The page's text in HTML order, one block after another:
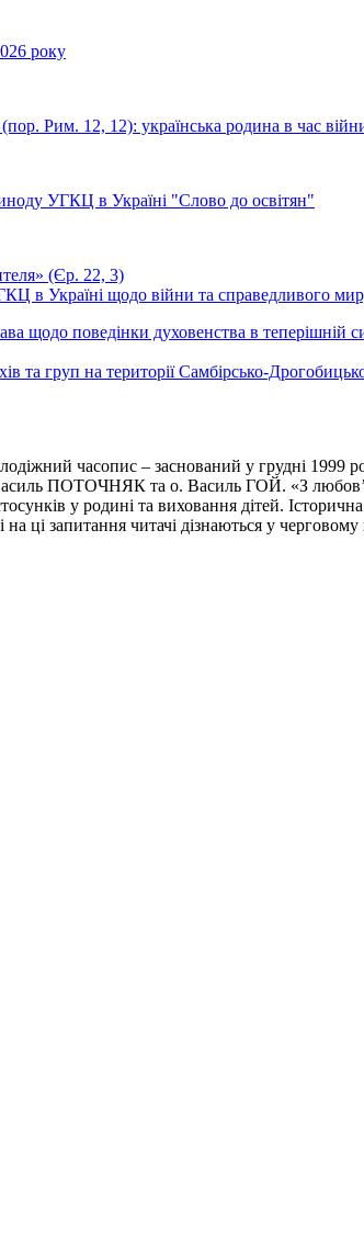
року
(пор. Рим. 12, 12): українська родина в час
УГКЦ в Україні "Слово до освітян"
(Єр. 22, 3)
в Україні щодо війни та справедливого миру
щодо поведінки духовенства в теперішній
та груп на території Самбірсько-
часопис – заснований у грудні
ПОТОЧНЯК та о. Василь ГОЙ. «З
у родині та виховання дітей.
на ці запитання читачі дізнаються у